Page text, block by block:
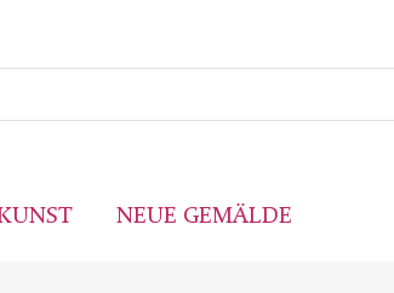
NEUE GEMÄLDE